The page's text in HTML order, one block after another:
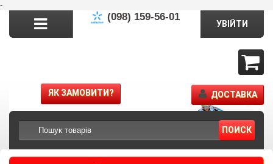
-
(098) 159-56-01
ПОИСК
УВІЙТИ
ЯК ЗАМОВИТИ? ДОСТАВКА